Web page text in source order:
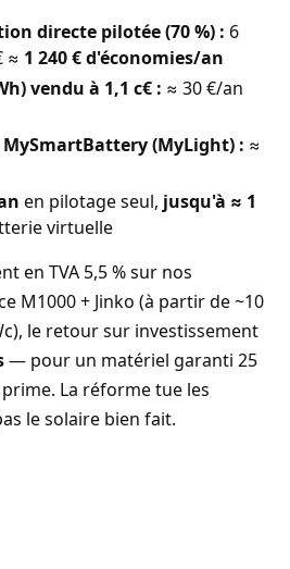
directe pilotée (70 %) : 6
≈ 1 240 € d'économies/an
vendu à 1,1 c€ : ≈ 30 €/an
(MyLight) : ≈
en pilotage seul, jusqu'à ≈ 1
virtuelle
en TVA 5,5 % sur nos
M1000 + Jinko (à partir de ~10
le retour sur investissement
— pour un matériel garanti 25
La réforme tue les
le solaire bien fait.